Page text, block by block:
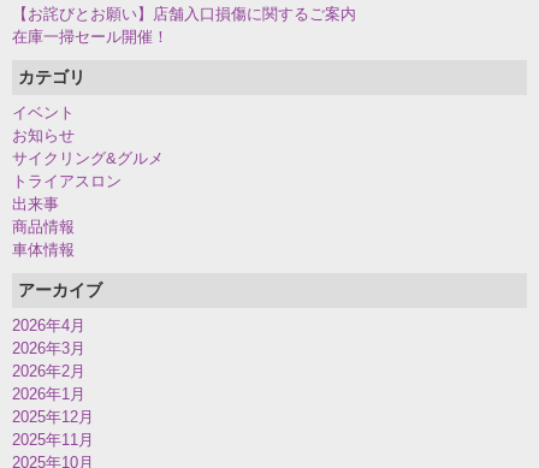
【お詫びとお願い】店舗入口損傷に関するご案内
在庫一掃セール開催！
カテゴリ
イベント
お知らせ
サイクリング&グルメ
トライアスロン
出来事
商品情報
車体情報
アーカイブ
2026年4月
2026年3月
2026年2月
2026年1月
2025年12月
2025年11月
2025年10月